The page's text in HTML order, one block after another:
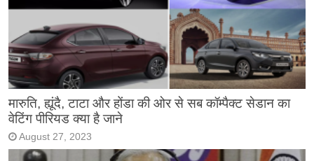
मारुति, ह्यूंदै, टाटा और होंडा की ओर से सब कॉम्पैक्ट सेडान का
वेटिंग पीरियड क्या है जाने
August 27, 2023